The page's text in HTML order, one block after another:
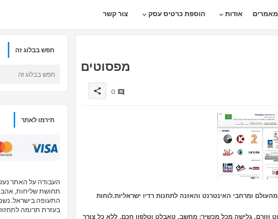
מאמרים אודות הוספת כרטיס עסק צור קשר
מפסוטים
0
share
ומרחבי האינטרנט והאזנה לתחנות רדיו ישראליות.לוחות
וזורם. גלישה מכל מכשיר: מחשב, טאבלט וטלפון חכם, ללא כל צורך
חפש בבלוג זה
תירמו לאתר
העבודה על האתר
תחושת שליחות,
התעופה בישראל.
בעזרת תרומה